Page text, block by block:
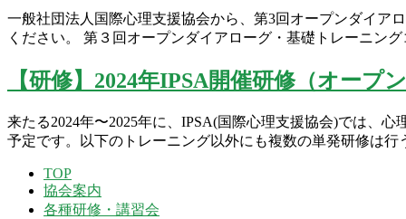
一般社団法人国際心理支援協会から、第3回オープンダイア
ください。 第３回オープンダイアローグ・基礎トレーニン
【研修】2024年IPSA開催研修（オー
来たる2024年〜2025年に、IPSA(国際心理支援協会)では、
予定です。以下のトレーニング以外にも複数の単発研修は行
TOP
協会案内
各種研修・講習会